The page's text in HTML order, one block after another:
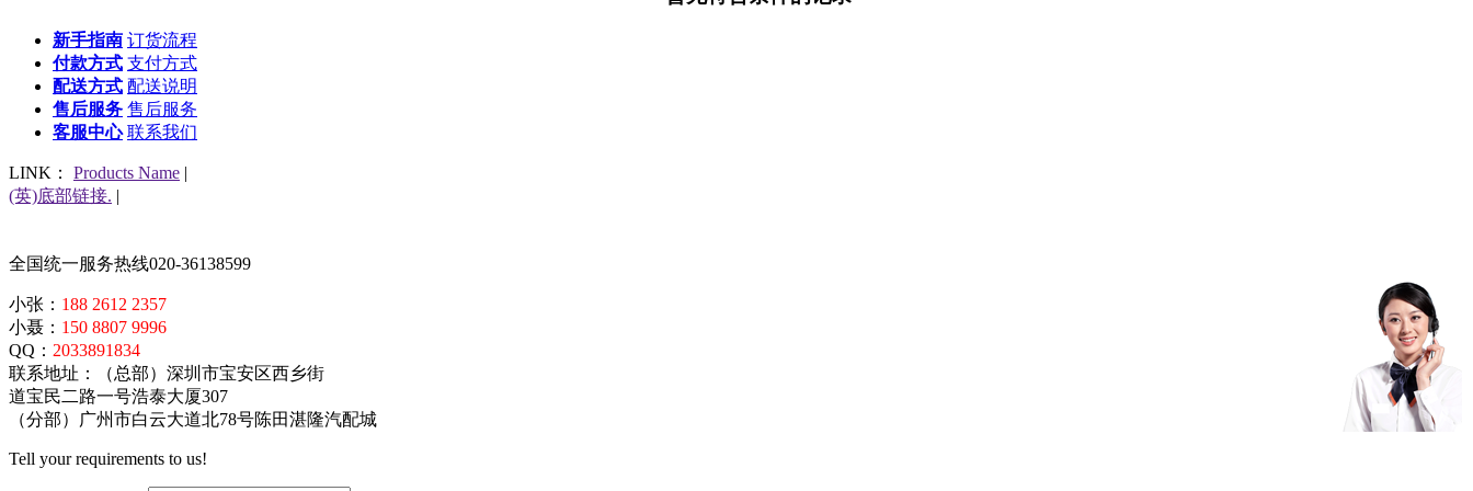
新手指南 订货流程
付款方式 支付方式
配送方式 配送说明
售后服务 售后服务
客服中心 联系我们
LINK： Products Name |
(英)底部链接. |
全国统一服务热线020-36138599
小张： 188 2612 2357
小聂： 150 8807 9996
QQ： 2033891834
联系地址：（总部）深圳市宝安区西乡街
道宝民二路一号浩泰大厦307
（分部）广州市白云大道北78号陈田湛隆汽配城
Tell your requirements to us!